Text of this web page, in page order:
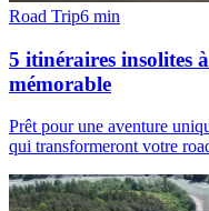
Road Trip6 min
5 itinéraires insolites
mémorable
Prêt pour une aventure
qui transformeront votre